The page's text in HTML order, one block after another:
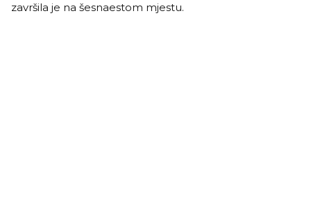
završila je na šesnaestom mjestu.